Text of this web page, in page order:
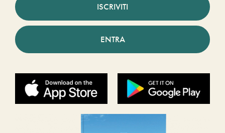
ISCRIVITI
ENTRA